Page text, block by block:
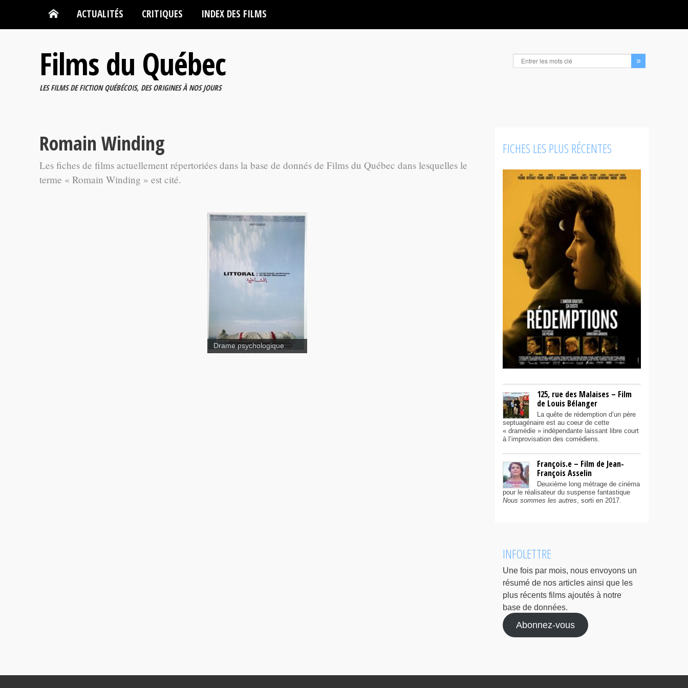
ACTUALITÉS CRITIQUES INDEX DES FILMS
Films du Québec
LES FILMS DE FICTION QUÉBÉCOIS, DES ORIGINES À NOS JOURS
Romain Winding
Les fiches de films actuellement répertoriées dans la base de donnés de Films du Québec dans lesquelles le
terme « Romain Winding » est cité.
Drame psychologique
FICHES LES PLUS RÉCENTES
125, rue des Malaises – Film
de Louis Bélanger
La quête de rédemption d’un père
septuagénaire est au coeur de cette
« dramédie » indépendante laissant libre court
à l’improvisation des comédiens.
François.e – Film de Jean-
François Asselin
Deuxième long métrage de cinéma
pour le réalisateur du suspense fantastique
Nous sommes les autres, sorti en 2017.
INFOLETTRE
Une fois par mois, nous envoyons un
résumé de nos articles ainsi que les
plus récents films ajoutés à notre
base de données.
Abonnez-vous